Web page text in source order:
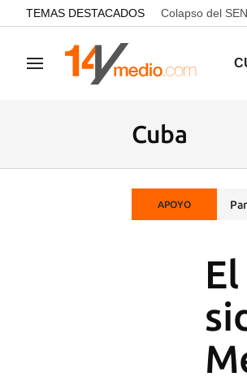
common.go-to-content
TEMAS DESTACADOS Colapso del SEN
Navegación
Cuba
APOYO